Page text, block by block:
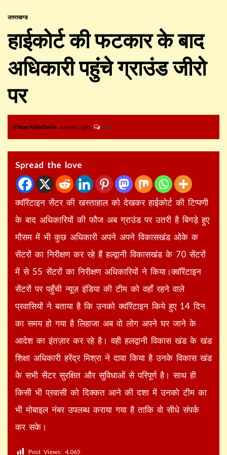
उत्तराखण्ड
हाईकोर्ट की फटकार के बाद
अधिकारी पहुंचे ग्राउंड जीरो
पर
Vinay Kainthola 6 years ago 120
Spread the love
क्वॉरेंटाइन सेंटर की खस्ताहाल को देखकर हाईकोर्ट की टिप्पणी
के बाद अधिकारियों की फौज अब ग्राउंड पर उतरी है बिगड़े हुए
मौसम में भी कुछ अधिकारी अपने अपने विकासखंड ओके क
सेंटरों का निरीक्षण कर रहे हैं हल्द्वानी विकासखंड के 70 सेंटरों
में से 55 सेंटरों का निरीक्षण अधिकारियों ने किया।क्वॉरेंटाइन
सेंटरों पर पहुँची न्यूज़ इंडिया की टीम को वहाँ रहने वाले
प्रवासियों ने बताया है कि उनको क्वॉरेंटाइन किये हुए 14 दिन
का समय हो गया है लिहाजा अब वो लोग अपने घर जाने के
आदेश का इंतज़ार कर रहे है। वही हलद्वानी विकास खंड के खंड
शिक्षा अधिकारी हरेंद्र मिश्रा ने दावा किया है उनके विकास खंड
के सभी सेंटर सुरक्षित और सुविधाओं से परिपूर्ण है। साथ ही
किसी भी प्रवासी को दिक्कत आने की दशा में उनको टीम का
भी मोबाइल नंबर उपलब्ध कराया गया है ताकि वो सीधे संपर्क
कर सके।
Post Views: 4,065